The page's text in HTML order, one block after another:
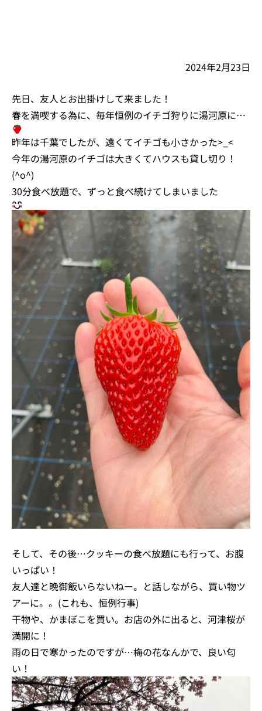
2024年2月23日
先日、友人とお出掛けして来ました！
春を満喫する為に、毎年恒例のイチゴ狩りに湯河原に…
昨年は千葉でしたが、遠くてイチゴも小さかった>_<
今年の湯河原のイチゴは大きくてハウスも貸し切り！
(^o^)
30分食べ放題で、ずっと食べ続けてしまいました
そして、その後…クッキーの食べ放題にも行って、お腹
いっぱい！
友人達と晩御飯いらないねー。と話しながら、買い物ツ
アーに。。(これも、恒例行事)
干物や、かまぼこを買い。お店の外に出ると、河津桜が
満開に！
雨の日で寒かったのですが…梅の花なんかで、良い匂
い！